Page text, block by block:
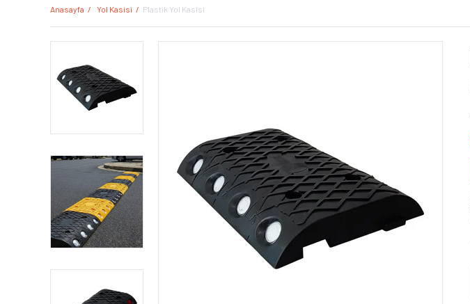
Anasayfa Yol Kasisi Plastik Yol Kasisi